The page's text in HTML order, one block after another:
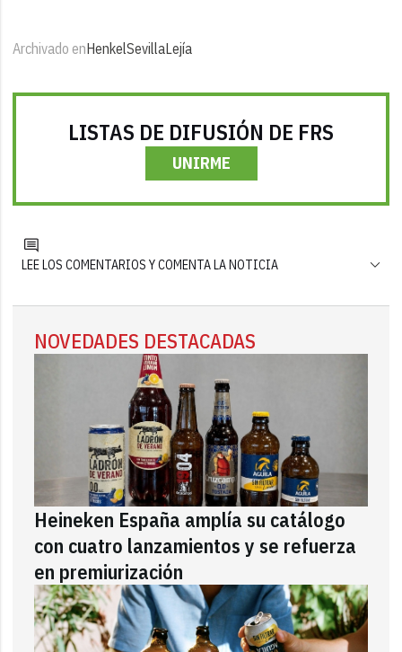
Archivado enHenkelSevillaLejía
LISTAS DE DIFUSIÓN DE FRS
UNIRME
LEE LOS COMENTARIOS Y COMENTA LA NOTICIA
NOVEDADES DESTACADAS
Heineken España amplía su catálogo
con cuatro lanzamientos y se refuerza
en premiurización